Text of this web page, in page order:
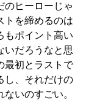
のヒーローじゃ
トを締めるのは
もポイント高い
いだろうなと思
最初とラストで
し、それだけの
いのすごい。